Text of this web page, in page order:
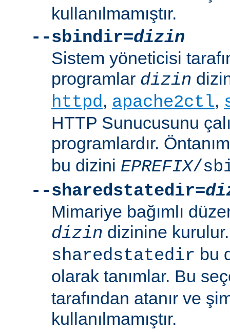
kullanılmamıştır.
--sbindir=dizin
Sistem yöneticisi
programlar dizin
httpd, apache2ctl,
HTTP Sunucusunu
programlardır.
bu dizini EPREFIX/
--sharedstatedir=
Mimariye bağımlı
dizin dizinine
sharedstatedir bu
olarak tanımlar. Bu
tarafından atanır ve
kullanılmamıştır.